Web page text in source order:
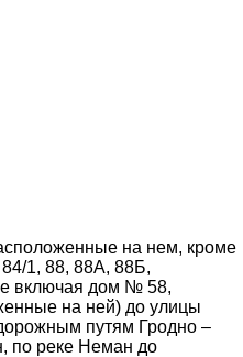
на нем, кроме
1, 88, 88А, 88Б,
включая дом № 58,
на ней) до улицы
путям Гродно –
по реке Неман до